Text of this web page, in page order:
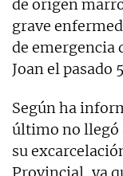
de origen
grave
de emergencia
Joan el pasado
Según ha
último no llegó
su
Provincial, ya